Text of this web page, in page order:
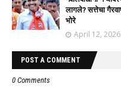
लागले? सत्तेचा
भोरे
April 12, 2026
POST A COMMENT
0 Comments